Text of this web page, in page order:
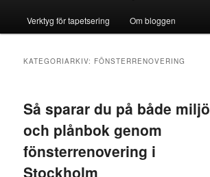
Verktyg för tapetsering Om bloggen
KATEGORIARKIV: FÖNSTERRENOVERING
Så sparar du på både miljö
och plånbok genom
fönsterrenovering i
Stockholm